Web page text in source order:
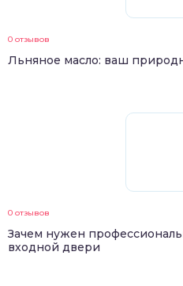
0 отзывов
Льняное масло: ваш
0 отзывов
Зачем нужен
входной двери